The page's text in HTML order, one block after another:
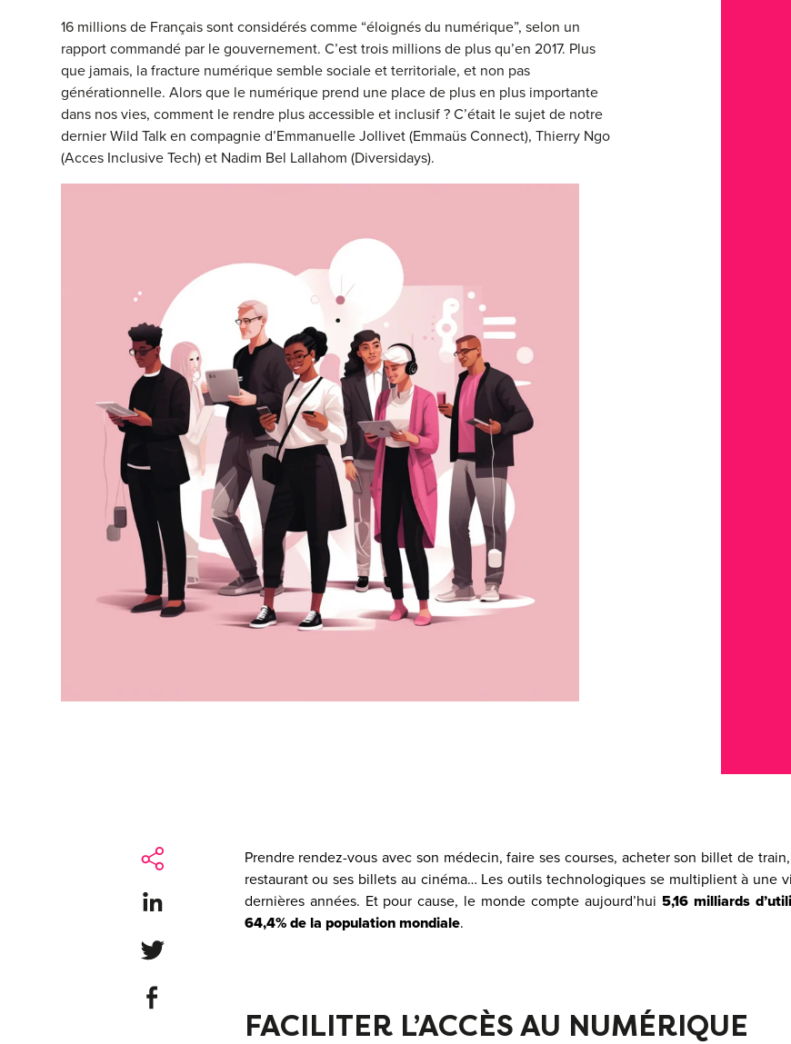
16 millions de Français sont considérés comme “éloignés du numérique”, selon un
rapport commandé par le gouvernement. C’est trois millions de plus qu’en 2017. Plus
que jamais, la fracture numérique semble sociale et territoriale, et non pas
générationnelle. Alors que le numérique prend une place de plus en plus importante
dans nos vies, comment le rendre plus accessible et inclusif ? C’était le sujet de notre
dernier Wild Talk en compagnie d’Emmanuelle Jollivet (Emmaüs Connect), Thierry Ngo
(Acces Inclusive Tech) et Nadim Bel Lallahom (Diversidays).
Share on LinkedIn
Share on Twitter
Share on Facebook
Prendre rendez-vous avec son médecin, faire ses courses, acheter son billet de
restaurant ou ses billets au cinéma… Les outils technologiques se multiplient à une
dernières années. Et pour cause, le monde compte aujourd’hui 5,16 milliards
64,4% de la population mondiale.
FACILITER L’ACCÈS AU NUMÉRIQUE